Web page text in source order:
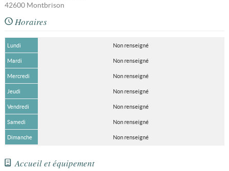
42600 Montbrison
Horaires
Lundi Non renseigné
Mardi Non renseigné
Mercredi Non renseigné
Jeudi Non renseigné
Vendredi Non renseigné
Samedi Non renseigné
Dimanche Non renseigné
Accueil et équipement